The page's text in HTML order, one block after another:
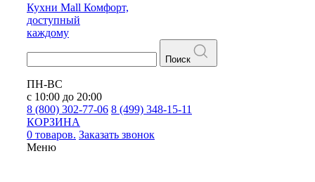
Кухни Mall Комфорт,
доступный
каждому
Поиск
ПН-ВС
с 10:00 до 20:00
8 (800) 302-77-06 8 (499) 348-15-11
КОРЗИНА
0 товаров. Заказать звонок
Меню